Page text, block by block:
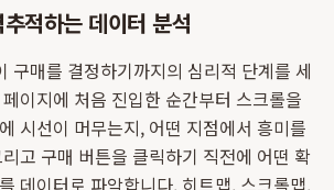
적하는 데이터 분석
매를 결정하기까지의 심리적 단계를 세
이지에 처음 진입한 순간부터 스크롤을
시선이 머무는지, 어떤 지점에서 흥미를
고 구매 버튼을 클릭하기 직전에 어떤 확
데이터로 파악합니다. 히트맵, 스크롤맵,